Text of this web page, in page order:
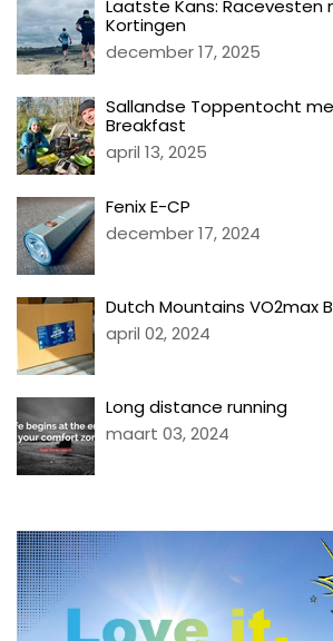
Laatste Kans: Racevesten
Kortingen
december 17, 2025
Sallandse Toppentocht
Breakfast
april 13, 2025
Fenix E-CP
december 17, 2024
Dutch Mountains VO2max
april 02, 2024
Long distance running
maart 03, 2024